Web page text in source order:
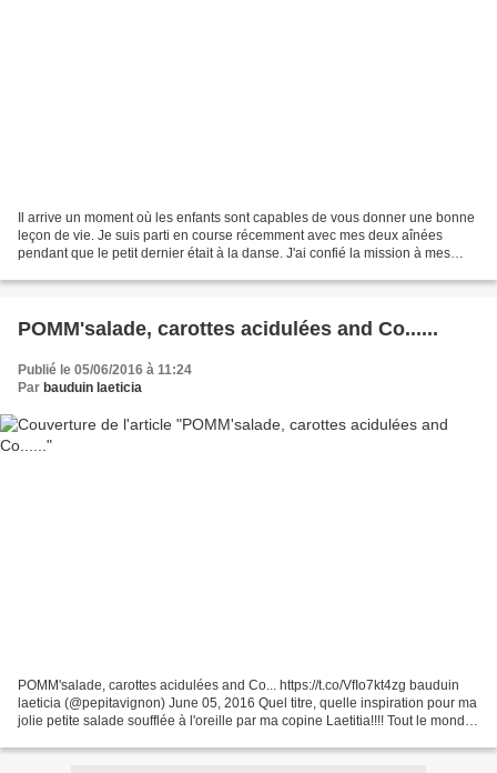
Il arrive un moment où les enfants sont capables de vous donner une bonne
leçon de vie. Je suis parti en course récemment avec mes deux aînées
pendant que le petit dernier était à la danse. J'ai confié la mission à mes
POMM'salade, carottes acidulées and Co......
Publié le 05/06/2016 à 11:24
Par bauduin laeticia
POMM'salade, carottes acidulées and Co... https://t.co/VfIo7kt4zg bauduin
laeticia (@pepitavignon) June 05, 2016 Quel titre, quelle inspiration pour ma
jolie petite salade soufflée à l'oreille par ma copine Laetitia!!!! Tout le monde